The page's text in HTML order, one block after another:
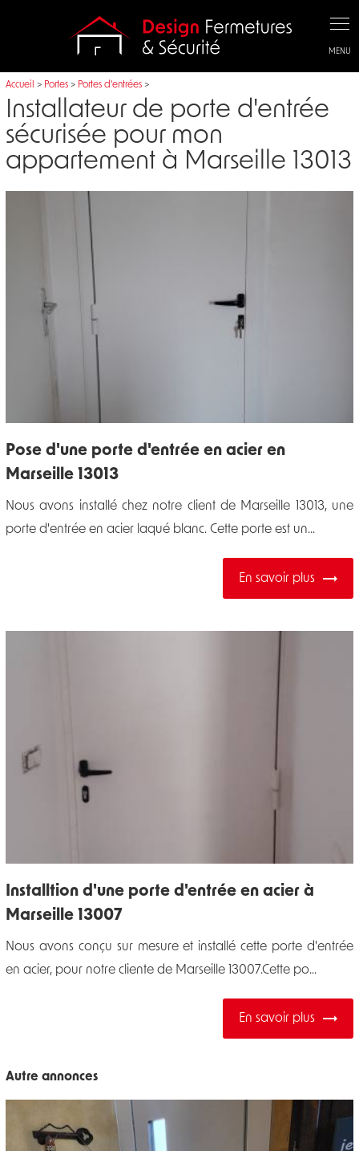
Accueil > Portes> Portes d'entrées>
Installateur de porte d'entrée
sécurisée pour mon
appartement à Marseille 13013
Pose d'une porte d'entrée en acier en
Marseille 13013
Nous avons installé chez notre client de Marseille 13013, une
porte d'entrée en acier laqué blanc. Cette porte est un...
En savoir plus
Installtion d'une porte d'entrée en acier à
Marseille 13007
Nous avons conçu sur mesure et installé cette porte d'entrée
en acier, pour notre cliente de Marseille 13007.Cette po...
En savoir plus
Autre annonces